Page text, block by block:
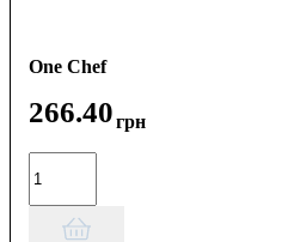
One Chef
266.40грн